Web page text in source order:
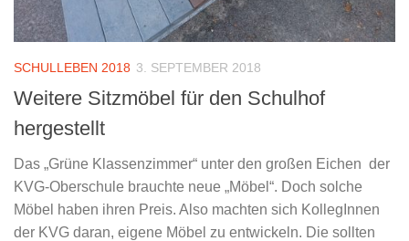
SCHULLEBEN 2018 3. SEPTEMBER 2018
Weitere Sitzmöbel für den Schulhof
hergestellt
Das „Grüne Klassenzimmer“ unter den großen Eichen der
KVG-Oberschule brauchte neue „Möbel“. Doch solche
Möbel haben ihren Preis. Also machten sich KollegInnen
der KVG daran, eigene Möbel zu entwickeln. Die sollten